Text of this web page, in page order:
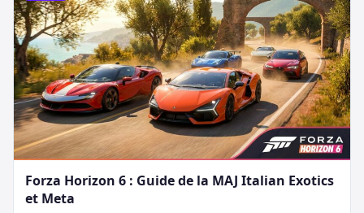
Forza Horizon 6 : Guide de la MAJ Italian Exotics
et Meta